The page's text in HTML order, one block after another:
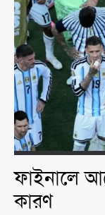
ফাইনালে
কারণ